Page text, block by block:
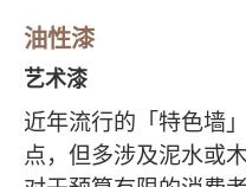
油性漆
艺术漆
近年流行的「特色墙
点，但多涉及泥水或